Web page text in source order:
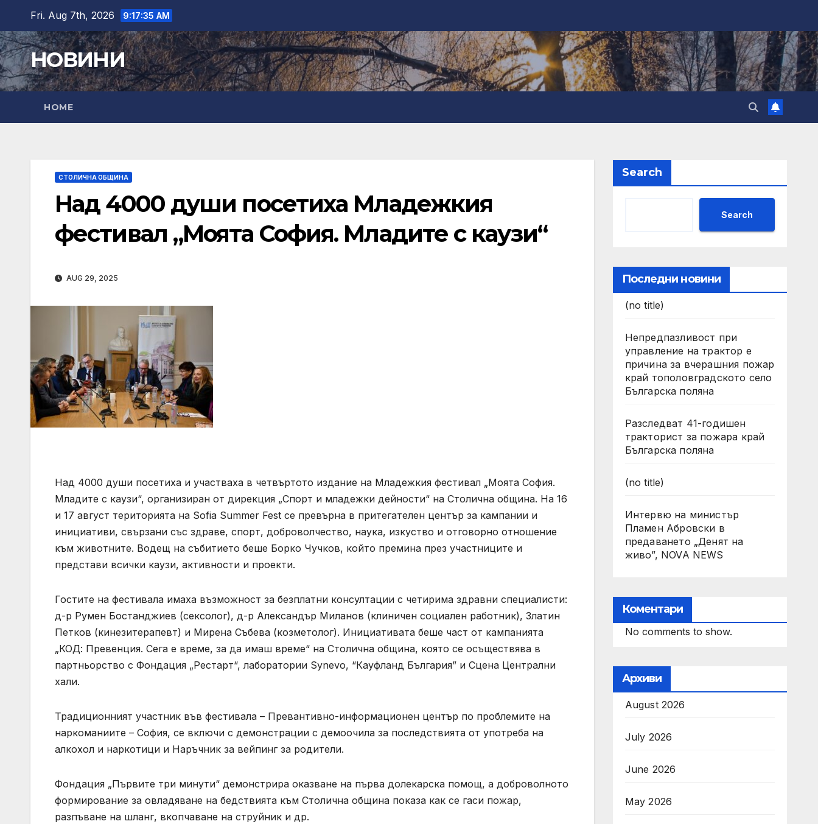
content
Fri. Aug 7th, 2026 9:17:36 AM
НОВИНИ
HOME
СТОЛИЧНА ОБЩИНА
Над 4000 души посетиха Младежкия
фестивал „Моята София. Младите с каузи“
AUG 29, 2025
Над 4000 души посетиха и участваха в четвъртото издание на Младежкия фестивал „Моята София.
Младите с каузи“, организиран от дирекция „Спорт и младежки дейности“ на Столична община. На 16
и 17 август територията на Sofia Summer Fest се превърна в притегателен център за кампании и
инициативи, свързани със здраве, спорт, доброволчество, наука, изкуство и отговорно отношение
към животните. Водещ на събитието беше Борко Чучков, който премина през участниците и
представи всички каузи, активности и проекти.
Гостите на фестивала имаха възможност за безплатни консултации с четирима здравни специалисти:
д-р Румен Бостанджиев (сексолог), д-р Александър Миланов (клиничен социален работник), Златин
Петков (кинезитерапевт) и Мирена Събева (козметолог). Инициативата беше част от кампанията
„КОД: Превенция. Сега е време, за да имаш време“ на Столична община, която се осъществява в
партньорство с Фондация „Рестарт“, лаборатории Synevo, “Кауфланд България” и Сцена Централни
хали.
Традиционният участник във фестивала – Превантивно-информационен център по проблемите на
наркоманиите – София, се включи с демонстрации с демоочила за последствията от употреба на
алкохол и наркотици и Наръчник за вейпинг за родители.
Фондация „Първите три минути“ демонстрира оказване на първа долекарска помощ, а доброволното
формирование за овладяване на бедствията към Столична община показа как се гаси пожар,
разпъване на шланг, вкопчаване на струйник и др.
Search
Search
Последни новини
(no title)
Непредпазливост при
управление на трактор е
причина за вчерашния пожар
край тополовградското село
Българска поляна
Разследват 41-годишен
тракторист за пожара край
Българска поляна
(no title)
Интервю на министър
Пламен Абровски в
предаването „Денят на
живо”, NOVA NEWS
Коментари
No comments to show.
Архиви
August 2026
July 2026
June 2026
May 2026